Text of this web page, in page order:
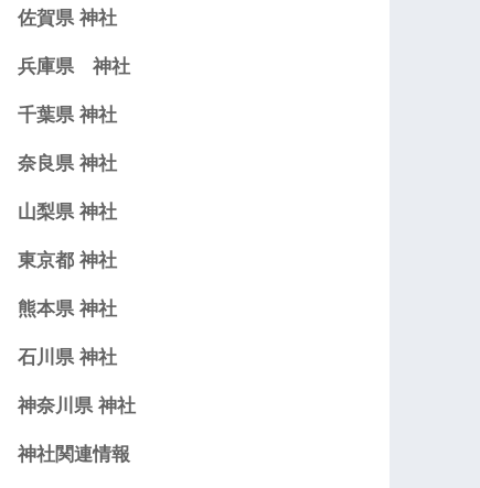
佐賀県 神社
兵庫県 神社
千葉県 神社
奈良県 神社
山梨県 神社
東京都 神社
熊本県 神社
石川県 神社
神奈川県 神社
神社関連情報